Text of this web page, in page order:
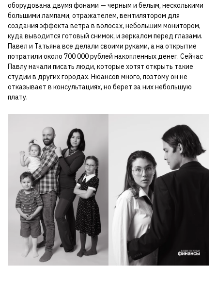
оборудована двумя фонами — черным и белым, несколькими
большими лампами, отражателем, вентилятором для
создания эффекта ветра в волосах, небольшим монитором,
куда выводится готовый снимок, и зеркалом перед глазами.
Павел и Татьяна все делали своими руками, а на открытие
потратили около 700 000 рублей накопленных денег. Сейчас
Павлу начали писать люди, которые хотят открыть такие
студии в других городах. Нюансов много, поэтому он не
отказывает в консультациях, но берет за них небольшую
плату.